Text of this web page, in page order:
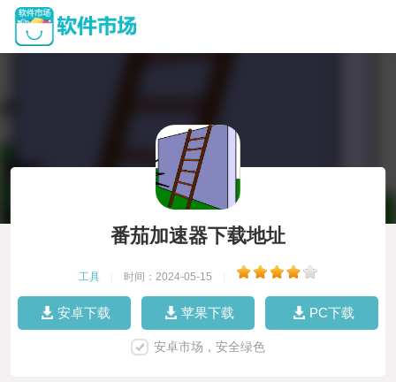
番茄加速器下载地址
工具 时间：2024-05-15
安卓下载 苹果下载 PC下载
安卓市场，安全绿色